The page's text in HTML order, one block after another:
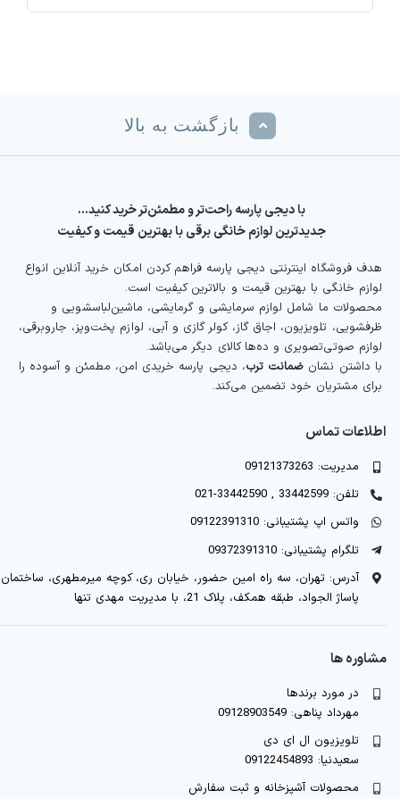
بازگشت به بالا
با دیجی پارسه راحت‌تر و مطمئن‌تر خرید کنید…
جدیدترین لوازم خانگی برقی با بهترین قیمت و کیفیت
هدف فروشگاه اینترنتی دیجی پارسه فراهم کردن امکان خرید آنلاین انواع
لوازم خانگی با بهترین قیمت و بالاترین کیفیت است.
محصولات ما شامل لوازم سرمایشی و گرمایشی، ماشین‌لباسشویی و
ظرفشویی، تلویزیون، اجاق گاز، کولر گازی و آبی، لوازم پخت‌وپز، جاروبرقی،
لوازم صوتی‌تصویری و ده‌ها کالای دیگر می‌باشد.
با داشتن نشان ضمانت ترب، دیجی پارسه خریدی امن، مطمئن و آسوده را
برای مشتریان خود تضمین می‌کند.
اطلاعات تماس
مدیریت: 09121373263
تلفن: 33442599 , 33442590-021
واتس اپ پشتیبانی: 09122391310
تلگرام پشتیبانی: 09372391310
آدرس: تهران، سه راه امین حضور، خیابان ری، کوچه میرمطهری، ساختمان
پاساژ الجواد، طبقه همکف، پلاک 21، با مدیریت مهدی تنها
مشاوره ها
در مورد برندها
مهرداد پناهی: 09128903549
تلویزیون ال ای دی
سعیدنیا: 09122454893
محصولات آشپزخانه و ثبت سفارش